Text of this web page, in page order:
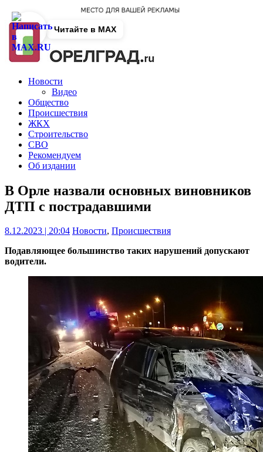
Новости
Видео
Общество
Происшествия
ЖКХ
Строительство
СВО
Рекомендуем
Об издании
В Орле назвали основных виновников
ДТП с пострадавшими
8.12.2023 | 20:04 Новости, Происшествия
Подавляющее большинство таких нарушений допускают
водители.
Читайте в MAX